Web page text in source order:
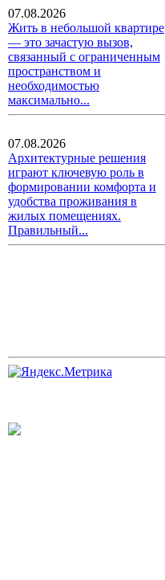
07.08.2026
Жить в небольшой квартире
— это зачастую вызов,
связанный с ограниченным
пространством и
необходимостью
максимально...
07.08.2026
Архитектурные решения
играют ключевую роль в
формировании комфорта и
удобства проживания в
жилых помещениях.
Правильный...